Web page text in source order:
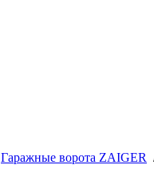
Гаражные ворота ZAIGER